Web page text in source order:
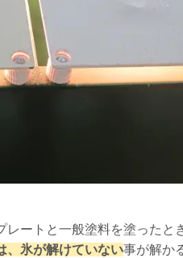
レートと一般塗料を塗ったと
、氷が解けていない事が解か